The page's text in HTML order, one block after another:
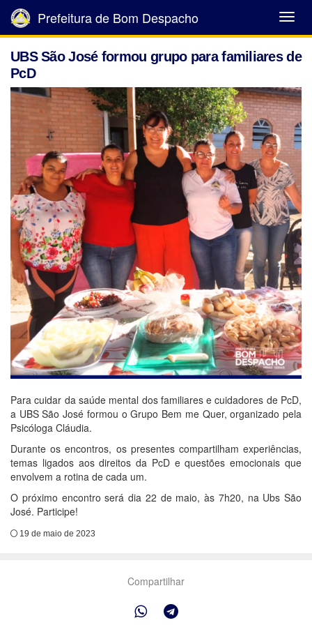
Abrir
Menu
Prefeitura de Bom Despacho
UBS São José formou grupo para familiares de
PcD
Para cuidar da saúde mental dos familiares e cuidadores de PcD,
a UBS São José formou o Grupo Bem me Quer, organizado pela
Psicóloga Cláudia.
Durante os encontros, os presentes compartilham experiências,
temas ligados aos direitos da PcD e questões emocionais que
envolvem a rotina de cada um.
O próximo encontro será dia 22 de maio, às 7h20, na Ubs São
José. Participe!
19 de maio de 2023
Compartilhar